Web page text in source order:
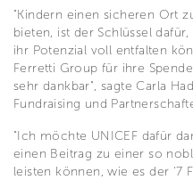
"Kindern einen sicheren Ort
bieten, ist der Schlüssel
ihr Potenzial voll entfalten
Ferretti Group für ihre
sehr dankbar", sagte Carla
Fundraising und
"Ich möchte UNICEF dafür
einen Beitrag zu einer so
leisten können, wie es der '7